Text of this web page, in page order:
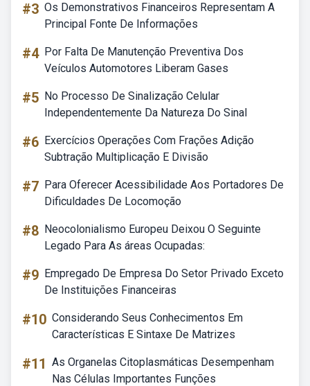
#3 Os Demonstrativos Financeiros Representam A
Principal Fonte De Informações
#4 Por Falta De Manutenção Preventiva Dos
Veículos Automotores Liberam Gases
#5 No Processo De Sinalização Celular
Independentemente Da Natureza Do Sinal
#6 Exercícios Operações Com Frações Adição
Subtração Multiplicação E Divisão
#7 Para Oferecer Acessibilidade Aos Portadores De
Dificuldades De Locomoção
#8 Neocolonialismo Europeu Deixou O Seguinte
Legado Para As áreas Ocupadas:
#9 Empregado De Empresa Do Setor Privado Exceto
De Instituições Financeiras
#10 Considerando Seus Conhecimentos Em
Características E Sintaxe De Matrizes
#11 As Organelas Citoplasmáticas Desempenham
Nas Células Importantes Funções